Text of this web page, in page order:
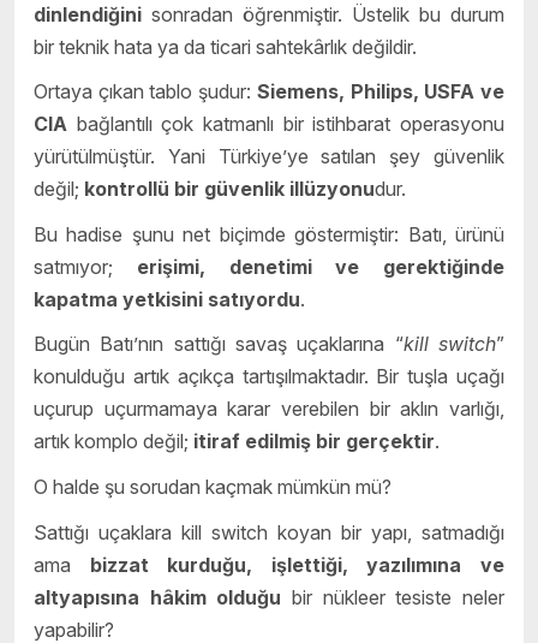
dinlendiğini sonradan öğrenmiştir. Üstelik bu durum
bir teknik hata ya da ticari sahtekârlık değildir.
Ortaya çıkan tablo şudur: Siemens, Philips, USFA ve
CIA bağlantılı çok katmanlı bir istihbarat operasyonu
yürütülmüştür. Yani Türkiye’ye satılan şey güvenlik
değil; kontrollü bir güvenlik illüzyonudur.
Bu hadise şunu net biçimde göstermiştir: Batı, ürünü
satmıyor; erişimi, denetimi ve gerektiğinde
kapatma yetkisini satıyordu.
Bugün Batı’nın sattığı savaş uçaklarına “kill switch”
konulduğu artık açıkça tartışılmaktadır. Bir tuşla uçağı
uçurup uçurmamaya karar verebilen bir aklın varlığı,
artık komplo değil; itiraf edilmiş bir gerçektir.
O halde şu sorudan kaçmak mümkün mü?
Sattığı uçaklara kill switch koyan bir yapı, satmadığı
ama bizzat kurduğu, işlettiği, yazılımına ve
altyapısına hâkim olduğu bir nükleer tesiste neler
yapabilir?